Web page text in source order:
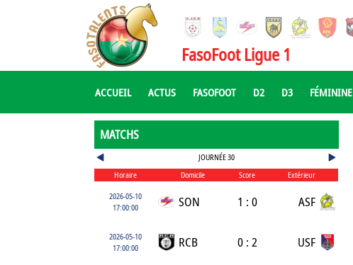
FasoFoot Ligue 1
ACCUEIL ACTUS FASOFOOT D2 D3 FÉMININE
MATCHS
JOURNÉE 30
Horaire
Domicile Score
Extérieur
2026-05-10
17:00:00
SON 1 : 0 ASF
2026-05-10
17:00:00
RCB 0 : 2 USF